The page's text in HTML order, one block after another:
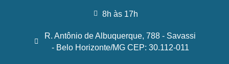
8h às 17h
R. Antônio de Albuquerque, 788 - Savassi
- Belo Horizonte/MG CEP: 30.112-011